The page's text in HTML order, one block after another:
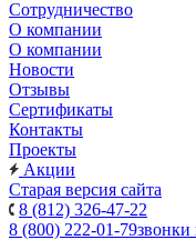
Cотрудничество
О компании
О компании
Новости
Отзывы
Сертификаты
Контакты
Проекты
Акции
Старая версия сайта
8 (812) 326-47-22
8 (800) 222-01-79звонки